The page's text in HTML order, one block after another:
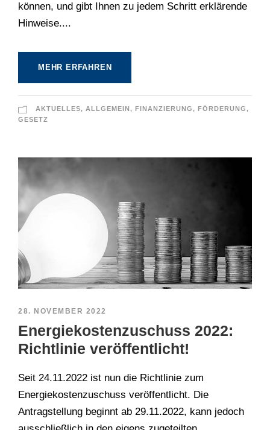
können, und gibt Ihnen zu jedem Schritt erklärende
Hinweise....
MEHR ERFAHREN
AKTUELLES, ALLGEMEIN, FINANZIERUNG, FÖRDERUNG,
GESETZ
28. NOVEMBER 2022
Energiekostenzuschuss 2022:
Richtlinie veröffentlicht!
Seit 24.11.2022 ist nun die Richtlinie zum
Energiekostenzuschuss veröffentlicht. Die
Antragstellung beginnt ab 29.11.2022, kann jedoch